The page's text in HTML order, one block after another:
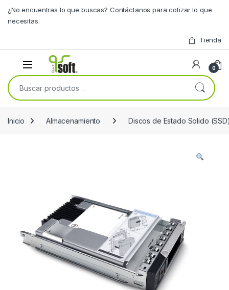
¿No encuentras lo que buscas? Contáctanos para cotizar lo que
necesitas.
Tienda
0
Buscar por:
Inicio Almacenamiento Discos de Estado Solido